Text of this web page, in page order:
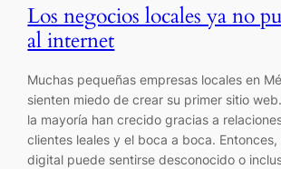
Los negocios locales ya no
al internet
Muchas pequeñas empresas locales en
sienten miedo de crear su primer sitio
la mayoría han crecido gracias a
clientes leales y el boca a boca.
digital puede sentirse desconocido o